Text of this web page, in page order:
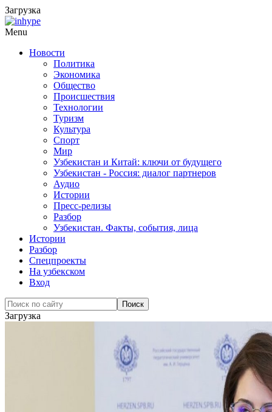
Загрузка
Menu
Новости
Политика
Экономика
Общество
Происшествия
Технологии
Туризм
Культура
Спорт
Мир
Узбекистан и Китай: ключи от будущего
Узбекистан - Россия: диалог партнеров
Аудио
Истории
Пресс-релизы
Разбор
Узбекистан. Факты, события, лица
Истории
Разбор
Спецпроекты
На узбекском
Вход
Загрузка